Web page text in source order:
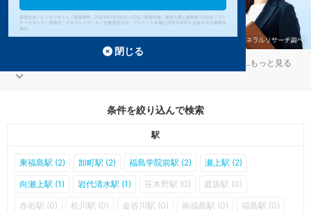
...もっと見る
条件を絞り込んで検索
駅
東福島駅 (2) 卸町駅 (2) 福島学院前駅 (2) 瀬上駅 (2)
向瀬上駅 (1) 岩代清水駅 (1) 笹木野駅 (0) 庭坂駅 (0)
赤岩駅 (0) 松川駅 (0) 金谷川駅 (0) 南福島駅 (0) 福島駅 (0)
閉じる